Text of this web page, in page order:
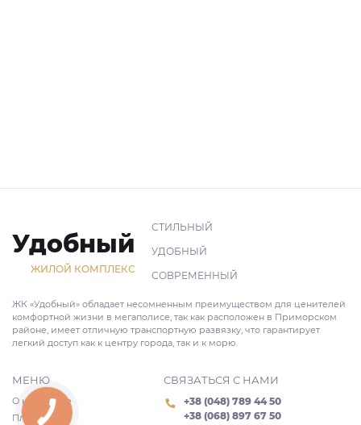
Удобный
ЖИЛОЙ КОМПЛЕКС
СТИЛЬНЫЙ
УДОБНЫЙ
СОВРЕМЕННЫЙ
ЖК «Удобный» обладает несомненным преимуществом для ценителей
комфортной жизни в мегаполисе, так как расположен в Приморском
районе, имеет отличную транспортную развязку, что гарантирует
легкий доступ как к центру города, так и к морю.
МЕНЮ
О комплексе
Планировки
СВЯЗАТЬСЯ С НАМИ
+38 (048) 789 44 50
+38 (068) 897 67 50